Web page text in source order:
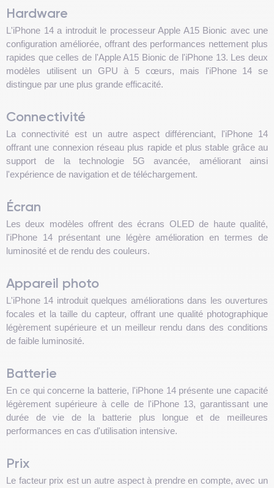
Hardware
L'iPhone 14 a introduit le processeur Apple A15 Bionic avec une
configuration améliorée, offrant des performances nettement plus
rapides que celles de l'Apple A15 Bionic de l'iPhone 13. Les deux
modèles utilisent un GPU à 5 cœurs, mais l'iPhone 14 se
distingue par une plus grande efficacité.
Connectivité
La connectivité est un autre aspect différenciant, l'iPhone 14
offrant une connexion réseau plus rapide et plus stable grâce au
support de la technologie 5G avancée, améliorant ainsi
l'expérience de navigation et de téléchargement.
Écran
Les deux modèles offrent des écrans OLED de haute qualité,
l'iPhone 14 présentant une légère amélioration en termes de
luminosité et de rendu des couleurs.
Appareil photo
L'iPhone 14 introduit quelques améliorations dans les ouvertures
focales et la taille du capteur, offrant une qualité photographique
légèrement supérieure et un meilleur rendu dans des conditions
de faible luminosité.
Batterie
En ce qui concerne la batterie, l'iPhone 14 présente une capacité
légèrement supérieure à celle de l'iPhone 13, garantissant une
durée de vie de la batterie plus longue et de meilleures
performances en cas d'utilisation intensive.
Prix
Le facteur prix est un autre aspect à prendre en compte, avec un